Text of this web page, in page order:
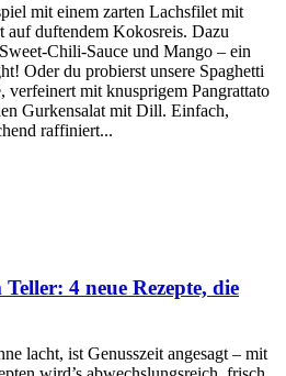
mit einem zarten Lachsfilet mit
auf duftendem Kokosreis. Dazu
Chili-Sauce und Mango – ein
Oder du probierst unsere Spaghetti
verfeinert mit knusprigem Pangrattato
Gurkensalat mit Dill. Einfach,
raffiniert...
4 neue Rezepte, die
lacht, ist Genusszeit angesagt – mit